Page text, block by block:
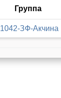
Группа
1042-ЗФ-Акчина